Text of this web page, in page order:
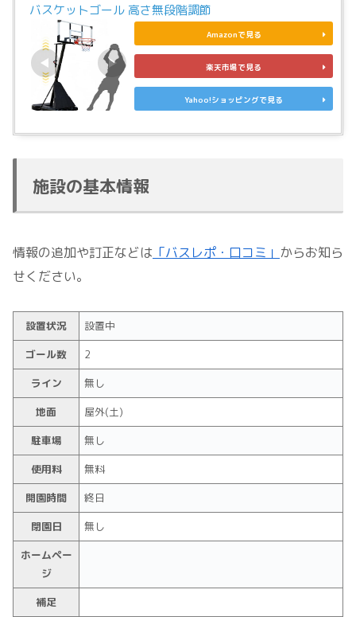
バスケットゴール 高さ無段階調節
Amazonで見る
楽天市場で見る
Yahoo!ショッピングで見る
施設の基本情報
情報の追加や訂正などは 「バスレポ・口コミ」 からお知ら
せください。
設置状況
設置中
ゴール数
2
ライン
無し
地面
屋外(土)
駐車場
無し
使用料
無料
開園時間
終日
閉園日
無し
ホームペー
ジ
補足